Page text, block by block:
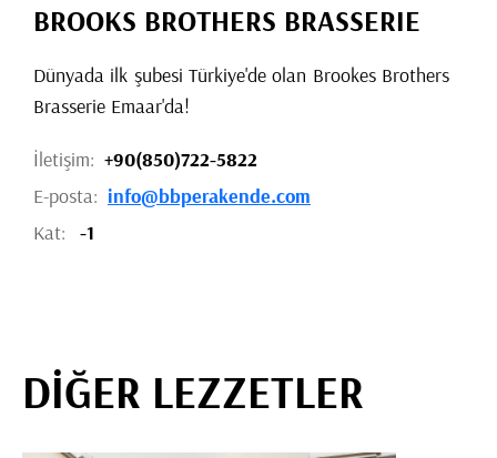
BROOKS BROTHERS BRASSERIE
Dünyada ilk şubesi Türkiye'de olan Brookes Brothers
Brasserie Emaar'da!
İletişim: +90(850)722-5822
E-posta: info@bbperakende.com
Kat:
-1
DİĞER LEZZETLER